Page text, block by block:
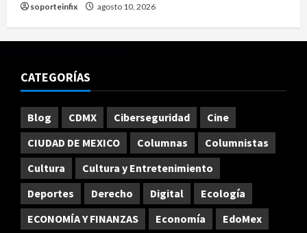
soporteinfix agosto 10, 2026
CATEGORÍAS
Blog CDMX Ciberseguridad
Cine
CIUDAD DE MEXICO
Columnas
Columnistas
Cultura
Cultura y Entretenimiento
Deportes
Derecho Digital
Ecología
ECONOMÍA Y FINANZAS
Economía
EdoMex